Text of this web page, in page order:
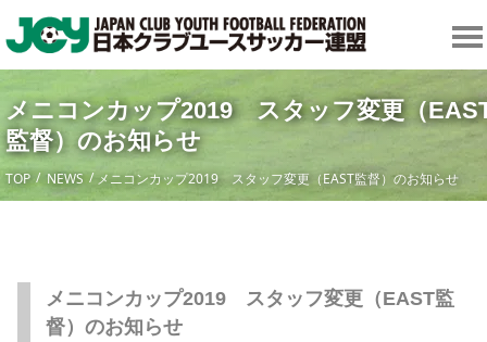
メニコンカップ2019 スタッフ変更（
監督）のお知らせ
TOP NEWS メニコンカップ2019 スタッフ変更（EAST監督）のお知らせ
メニコンカップ2019 スタッフ変更（EAST監
督）のお知らせ